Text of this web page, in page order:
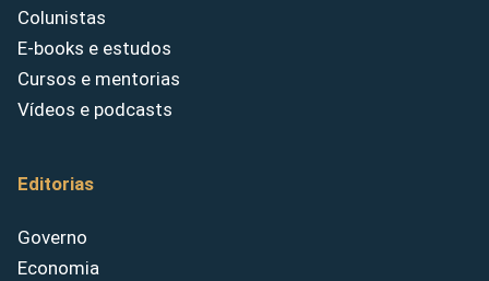
Colunistas
E-books e estudos
Cursos e mentorias
Vídeos e podcasts
Editorias
Governo
Economia